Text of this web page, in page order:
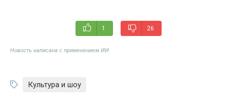
1 26
Новость написана с применением ИИ
Культура и шоу